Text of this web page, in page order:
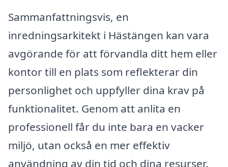
Sammanfattningsvis, en
inredningsarkitekt i Hästängen kan vara
avgörande för att förvandla ditt hem eller
kontor till en plats som reflekterar din
personlighet och uppfyller dina krav på
funktionalitet. Genom att anlita en
professionell får du inte bara en vacker
miljö, utan också en mer effektiv
användning av din tid och dina resurser.